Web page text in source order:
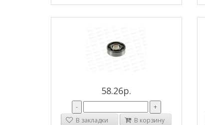
58.26р.
-
+
В закладки
В корзину